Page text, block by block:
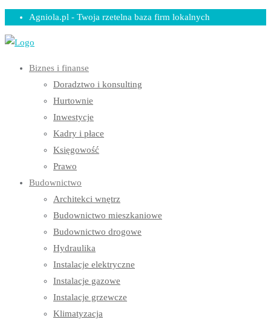
Skip
to
content
Agniola.pl - Twoja rzetelna baza firm lokalnych
Biznes i finanse
Doradztwo i konsulting
Hurtownie
Inwestycje
Kadry i płace
Księgowość
Prawo
Budownictwo
Architekci wnętrz
Budownictwo mieszkaniowe
Budownictwo drogowe
Hydraulika
Instalacje elektryczne
Instalacje gazowe
Instalacje grzewcze
Klimatyzacja